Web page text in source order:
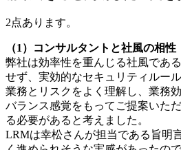
2点あります。
（1）コンサルタントと社風の相性
弊社は効率性を重んじる社風であ
せず、実効的なセキュリティルー
業務とリスクをよく理解し、業務
バランス感覚をもってご提案いた
る必要があると考えました。
LRMは幸松さんが担当である旨明